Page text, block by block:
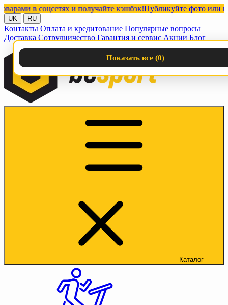
в соцсетях и получайте кэшбэк!Публикуйте фото или видео
UK RU
Контакты Оплата и кредитование Популярные вопросы
Доставка Сотрудничество Гарантия и сервис Акции Блог
Каталог
Показать все (0)